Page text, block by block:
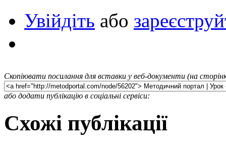
Увійдіть або
Скопіювати посилання для вставки у веб-документи (на
або додати публікацію в соціальні сервіси:
Схожі публікації